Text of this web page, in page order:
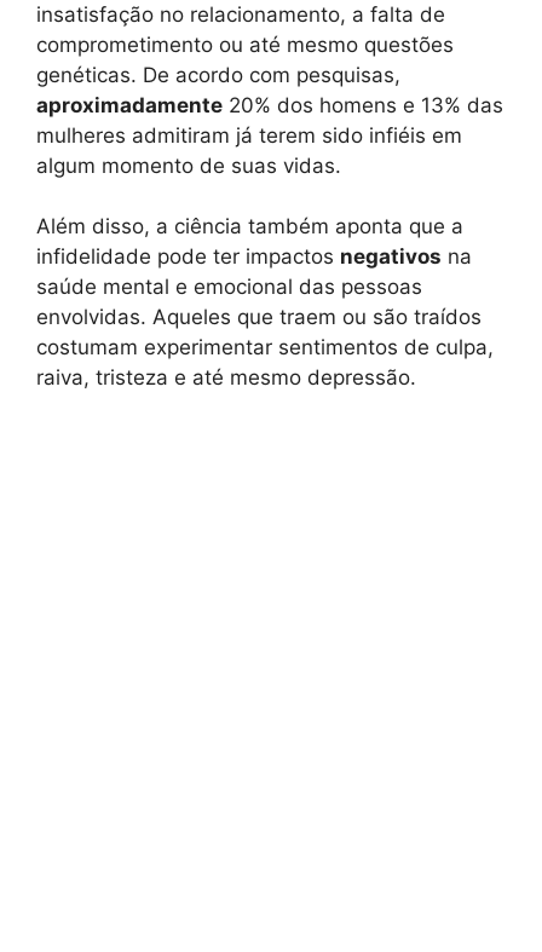
insatisfação no relacionamento, a falta de
comprometimento ou até mesmo questões
genéticas. De acordo com pesquisas,
aproximadamente 20% dos homens e 13% das
mulheres admitiram já terem sido infiéis em
algum momento de suas vidas.
Além disso, a ciência também aponta que a
infidelidade pode ter impactos negativos na
saúde mental e emocional das pessoas
envolvidas. Aqueles que traem ou são traídos
costumam experimentar sentimentos de culpa,
raiva, tristeza e até mesmo depressão.